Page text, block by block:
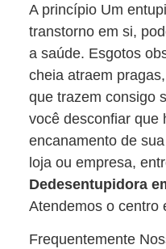
A princípio Um
transtorno em si,
a saúde. Esgotos
cheia atraem
que trazem consigo
você desconfiar que
encanamento de
loja ou empresa,
Dedesentupidora
Atendemos o centro
Frequentemente